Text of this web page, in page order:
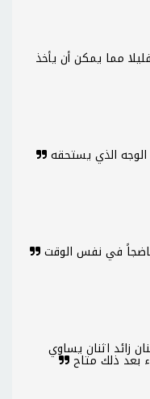
مما يمكن أن يأخذ
الذي يستحقه
في نفس الوقت
زائد اثنان يساوي
بعد ذلك متاح